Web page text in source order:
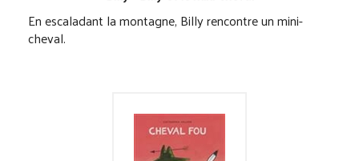
En escaladant la montagne, Billy rencontre un mini-
cheval.